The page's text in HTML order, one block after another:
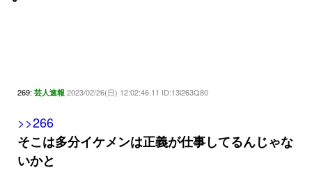
269: 芸人速報 2023/02/26(日) 12:02:46.11 ID:13l263Q80
>>266
そこは多分イケメンは正義が仕事してるんじゃな
いかと